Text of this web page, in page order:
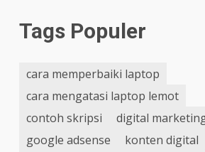
Tags Populer
cara memperbaiki laptop
cara mengatasi laptop lemot
contoh skripsi
digital
google adsense
konten digital